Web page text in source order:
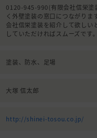
外壁と屋根の塗装
外壁と屋根の塗装
外壁と屋根の塗装
外壁の塗装
0120-945-990(有限会社信栄塗
く外壁塗装の窓口につながりま
会社信栄塗装を紹介して欲しい
していただければスムーズです
塗装、防水、足場
大塚 信太郎
http://shinei-tosou.co.jp/